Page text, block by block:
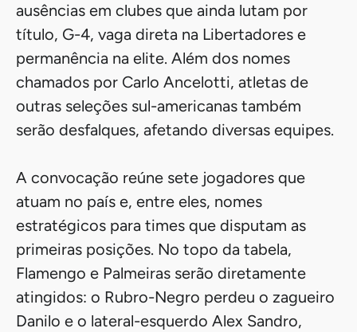
ausências em clubes que ainda lutam por
título, G-4, vaga direta na Libertadores e
permanência na elite. Além dos nomes
chamados por Carlo Ancelotti, atletas de
outras seleções sul-americanas também
serão desfalques, afetando diversas equipes.
A convocação reúne sete jogadores que
atuam no país e, entre eles, nomes
estratégicos para times que disputam as
primeiras posições. No topo da tabela,
Flamengo e Palmeiras serão diretamente
atingidos: o Rubro-Negro perdeu o zagueiro
Danilo e o lateral-esquerdo Alex Sandro,